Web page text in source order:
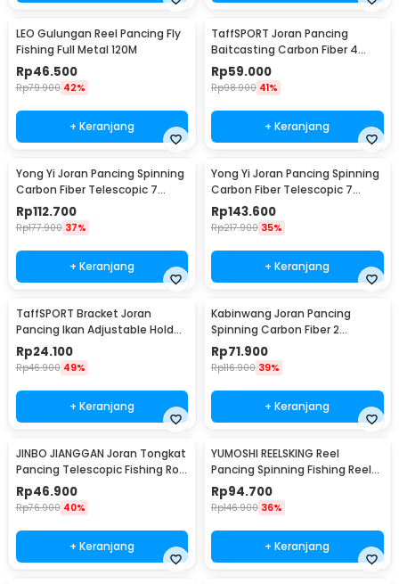
LEO Gulungan Reel Pancing Fly
Fishing Full Metal 120M
Rp46.500
Rp79.900 42%
+ Keranjang
TaffSPORT Joran Pancing
Baitcasting Carbon Fiber 4
Section 1.8M - JPA66MTF
Rp59.000
Rp98.900 41%
+ Keranjang
Yong Yi Joran Pancing Spinning
Carbon Fiber Telescopic 7
Section 1.8M - LF9-07
Rp112.700
Rp177.900 37%
+ Keranjang
Yong Yi Joran Pancing Spinning
Carbon Fiber Telescopic 7
Section 2.4M - LF9-07
Rp143.600
Rp217.900 35%
+ Keranjang
TaffSPORT Bracket Joran
Pancing Ikan Adjustable Holder
1.7M - V-003
Rp24.100
Rp46.900 49%
+ Keranjang
Kabinwang Joran Pancing
Spinning Carbon Fiber 2
Section 2.1M 2.1M - KB361
Rp71.900
Rp116.900 39%
+ Keranjang
JINBO JIANGGAN Joran Tongkat
Pancing Telescopic Fishing Rod
1.5M - S6
Rp46.900
Rp76.900 40%
+ Keranjang
YUMOSHI REELSKING Reel
Pancing Spinning Fishing Reel
5.5:1 1000 - EF1000
Rp94.700
Rp146.900 36%
+ Keranjang